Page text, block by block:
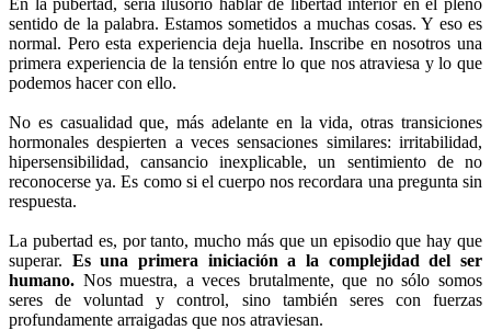
sentido de la palabra. Estamos sometidos a muchas cosas. Y eso es
normal. Pero esta experiencia deja huella. Inscribe en nosotros una
primera experiencia de la tensión entre lo que nos atraviesa y lo que
podemos hacer con ello.
No es casualidad que, más adelante en la vida, otras transiciones
hormonales despierten a veces sensaciones similares: irritabilidad,
hipersensibilidad, cansancio inexplicable, un sentimiento de no
reconocerse ya. Es como si el cuerpo nos recordara una pregunta sin
respuesta.
La pubertad es, por tanto, mucho más que un episodio que hay que
superar. Es una primera iniciación a la complejidad del ser
humano. Nos muestra, a veces brutalmente, que no sólo somos
seres de voluntad y control, sino también seres con fuerzas
profundamente arraigadas que nos atraviesan.